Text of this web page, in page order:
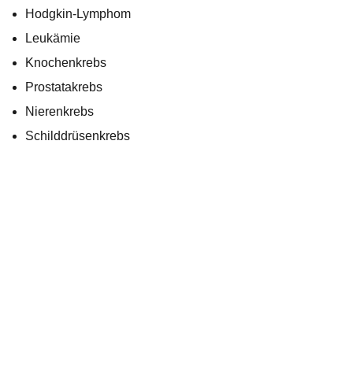
Hodgkin-Lymphom
Leukämie
Knochenkrebs
Prostatakrebs
Nierenkrebs
Schilddrüsenkrebs